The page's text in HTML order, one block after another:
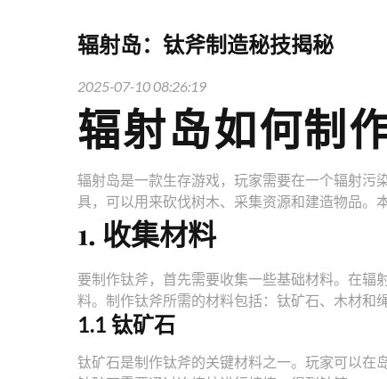
辐射岛：钛斧制造秘技揭秘
2025-07-10 08:26:19
辐射岛如何制
辐射岛是一款生存游戏，玩家需要在一个辐射污
具，可以用来砍伐树木、采集资源和建造物品。
1. 收集材料
要制作钛斧，首先需要收集一些基础材料。在辐
料。制作钛斧所需的材料包括：钛矿石、木材和绳
1.1 钛矿石
钛矿石是制作钛斧的关键材料之一。玩家可以在